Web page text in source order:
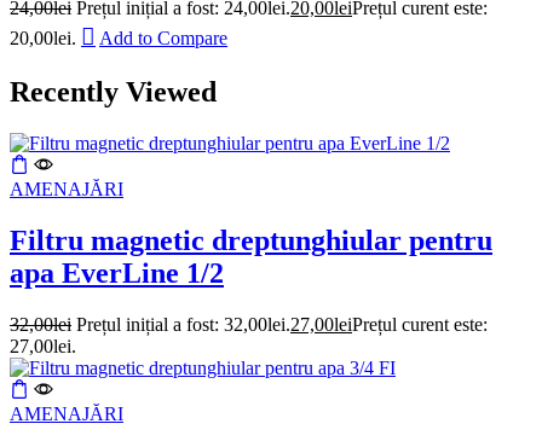
24,00lei Prețul inițial a fost: 24,00lei.20,00leiPrețul curent este:
20,00lei.
Add to Compare
Recently Viewed
AMENAJĂRI
Filtru magnetic dreptunghiular pentru
apa EverLine 1/2
32,00lei Prețul inițial a fost: 32,00lei.27,00leiPrețul curent este:
27,00lei.
AMENAJĂRI